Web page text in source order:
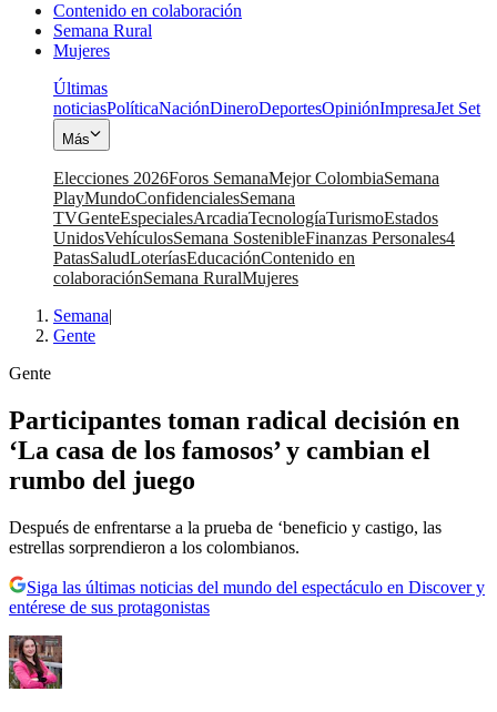
Contenido en colaboración
Semana Rural
Mujeres
Últimas
noticiasPolíticaNaciónDineroDeportesOpiniónImpresaJet Set
Más
Elecciones 2026Foros SemanaMejor ColombiaSemana
PlayMundoConfidencialesSemana
TVGenteEspecialesArcadiaTecnologíaTurismoEstados
UnidosVehículosSemana SostenibleFinanzas Personales4
PatasSaludLoteríasEducaciónContenido en
colaboraciónSemana RuralMujeres
Semana|
Gente
Gente
Participantes toman radical decisión en
‘La casa de los famosos’ y cambian el
rumbo del juego
Después de enfrentarse a la prueba de ‘beneficio y castigo, las
estrellas sorprendieron a los colombianos.
Siga las últimas noticias del mundo del espectáculo en Discover y
entérese de sus protagonistas